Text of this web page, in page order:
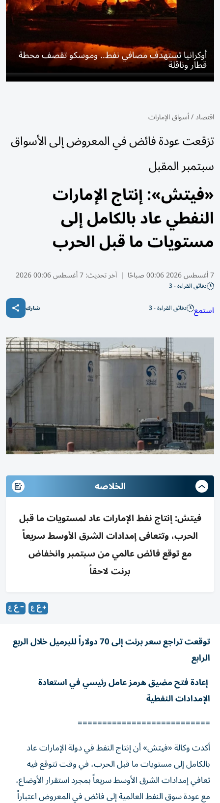
أوكرانيا تستهدف مصافي نفط.. وموسكو تقصف محطة
قطار وناقلة
اقتصاد/أسواق الإمارات
تزقعت عودة فائض في المعروض إلى الأسواق
سبتمبر المقبل
«فيتش»: إنتاج الإمارات
النفطي عاد بالكامل إلى
مستويات ما قبل الحرب
7 أغسطس 2026 00:06 صباحًا | آخر تحديث:7 أغسطس 00:06 2026
دقائق القراءة - 3
استمع دقائق القراءة - 3 شارك
الخلاصه
فيتش: إنتاج نفط الإمارات عاد لمستويات ما قبل
الحرب، وتتعافى إمدادات الشرق الأوسط سريعاً
مع توقع فائض عالمي من سبتمبر وانخفاض
برنت لاحقاً
توقعت تراجع سعر برنت إلى 70 دولاراً للبرميل خلال الربع
الرابع
إعادة فتح مضيق هرمز عامل رئيسي في استعادة
الإمدادات النفطية
===========================
أكدت وكالة «فيتش» أن إنتاج النفط في دولة الإمارات عاد
بالكامل إلى مستويات ما قبل الحرب، في وقت تتوقع فيه
تعافي إمدادات الشرق الأوسط سريعاً بمجرد استقرار الأوضاع،
مع عودة سوق النفط العالمية إلى فائض في المعروض اعتباراً